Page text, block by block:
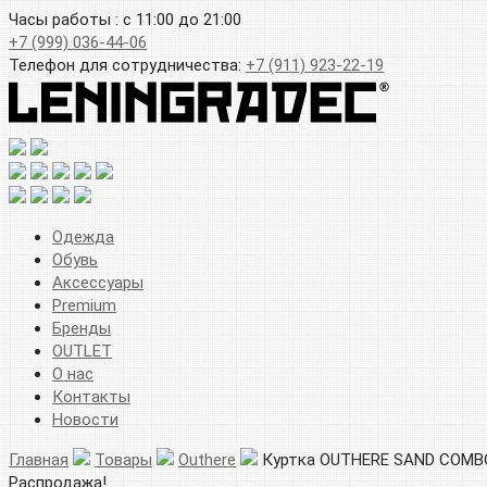
Часы работы : с 11:00 до 21:00
+7 (999) 036-44-06
Телефон для сотрудничества: +7 (911) 923-22-19
Одежда
Обувь
Аксессуары
Premium
Бренды
OUTLET
О нас
Контакты
Новости
Главная Товары Outhere
Куртка OUTHERE SAND
Распродажа!